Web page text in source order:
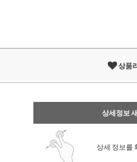
상품
상세정보
상세 정보를